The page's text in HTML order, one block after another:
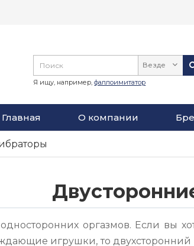
Везде
Я ищу, например,фаллоимитатор
Главная О компании
оргазмов. Если вы
игрушки, то